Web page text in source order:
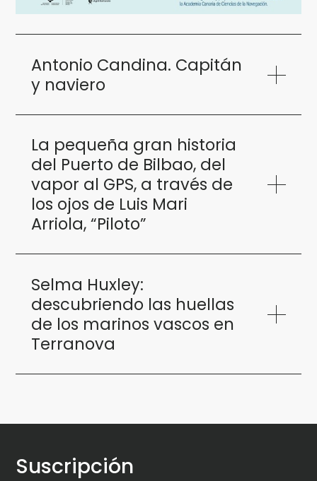
Antonio Candina. Capitán
y naviero
La pequeña gran historia
del Puerto de Bilbao, del
vapor al GPS, a través de
los ojos de Luis Mari
Arriola, “Piloto”
Selma Huxley:
descubriendo las huellas
de los marinos vascos en
Terranova
Suscripción